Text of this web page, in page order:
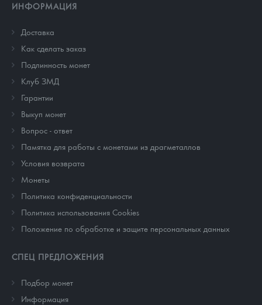
ИНФОРМАЦИЯ
Доставка
Как сделать заказ
Подлинность монет
Клуб ЗМД
Гарантии
Выкуп монет
Вопрос - ответ
Памятка для работы с монетами из драгметаллов
Условия возврата
Монеты
Политика конфиденциальности
Политика использования Cookies
Положение по обработке и защите персональных данных
СПЕЦ ПРЕДЛОЖЕНИЯ
Подбор монет
Информация